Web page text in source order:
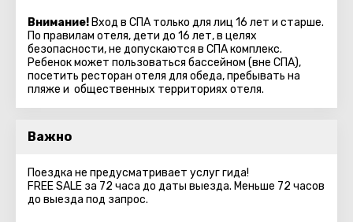
Внимание! Вход в СПА только для лиц 16 лет и старше.
По правилам отеля, дети до 16 лет, в целях
безопасности, не допускаются в СПА комплекс.
Ребенок может пользоваться бассейном (вне СПА),
посетить ресторан отеля для обеда, пребывать на
пляже и общественных территориях отеля.
Важно
Поездка не предусматривает услуг гида!
FREE SALE за 72 часа до даты выезда. Меньше 72 часов
до выезда под запрос.